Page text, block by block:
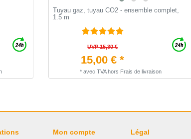
Tuyau gaz, tuyau CO2 - ensemble complet,
1.5 m
UVP 15,30 €
15,00 € *
* avec TVAhors Frais de livraison
Mon compte Légal